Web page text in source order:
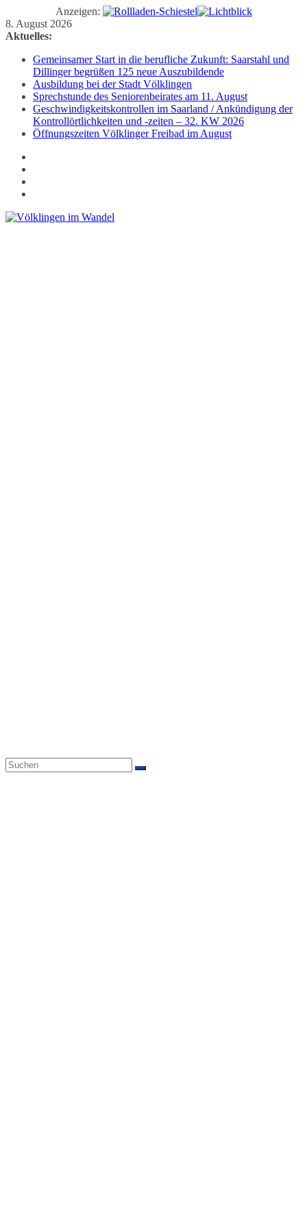
Anzeigen:
Zum
Inhalt
8. August 2026
Aktuelles:
Gemeinsamer Start in die berufliche Zukunft: Saarstahl und
Dillinger begrüßen 125 neue Auszubildende
Ausbildung bei der Stadt Völklingen
Sprechstunde des Seniorenbeirates am 11. August
Geschwindigkeitskontrollen im Saarland / Ankündigung der
Kontrollörtlichkeiten und -zeiten – 32. KW 2026
Öffnungszeiten Völklinger Freibad im August